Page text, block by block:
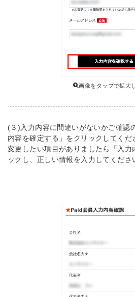
画像をタップで拡大
(３)入力内容に間違いがないかご確認
内容を確定する」をクリックしてくだ
変更したい項目がありましたら「入力
ックし、正しい情報を入力してくださ